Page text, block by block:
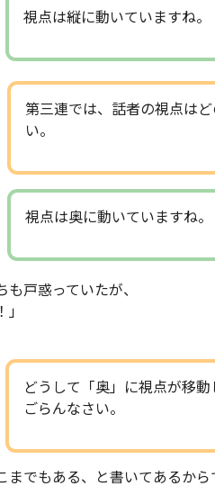
視点は縦に動いていますね。
第三連では、話者の視点は
い。
視点は奥に動いていますね。
戸惑っていたが、
どうして「奥」に視点が移
ごらんなさい。
までもある、と書いてあるから